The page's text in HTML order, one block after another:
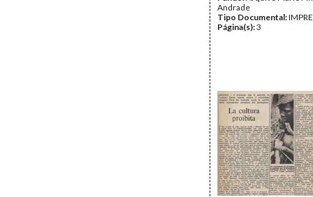
Andrade
Tipo Documental:
Página(s):3